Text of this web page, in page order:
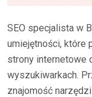
SEO specjalista w
umiejętności, które
strony internetowe
wyszukiwarkach.
znajomość